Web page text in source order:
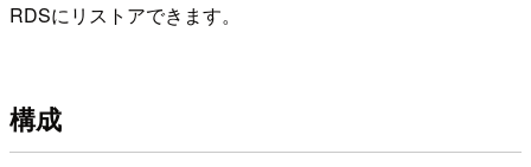
RDSにリストアできます。
構成